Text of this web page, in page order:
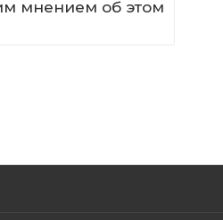
мнением об этом